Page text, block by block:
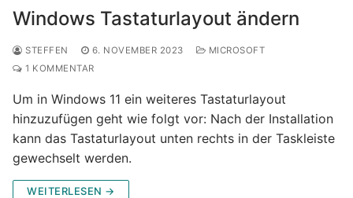
Windows Tastaturlayout ändern
STEFFEN 6. NOVEMBER 2023
MICROSOFT
1 KOMMENTAR
Um in Windows 11 ein weiteres Tastaturlayout
hinzuzufügen geht wie folgt vor: Nach der Installation
kann das Tastaturlayout unten rechts in der Taskleiste
gewechselt werden.
WEITERLESEN →